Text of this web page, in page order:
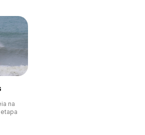
na